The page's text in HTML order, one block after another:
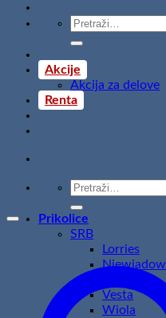
Pretraži:
Akcije
Akcija za delove
Renta
Pretraži:
Prikolice
SRB
Lorries
Niewiadow
Vesta
Wiola